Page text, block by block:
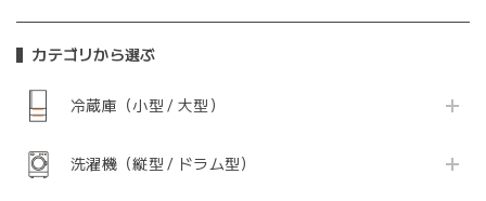
カテゴリから選ぶ
冷蔵庫（小型 / 大型）
洗濯機（縦型 / ドラム型）